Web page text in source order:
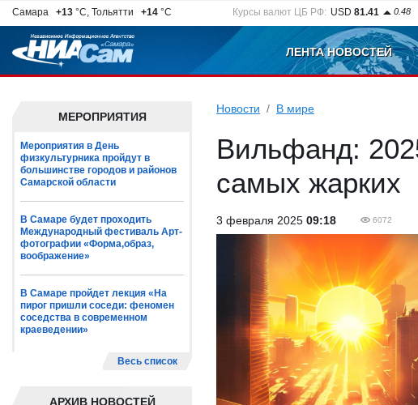
Самара +13 °C, Тольятти +14 °C Курсы валют ЦБ РФ: USD 81.41 0.48
ЛЕНТА НОВОСТЕЙ
МЕРОПРИЯТИЯ
Мероприятия в День
физкультурника пройдут в
большинстве городов и районов
Самарской области
В Самаре будет проходить
Международный фестиваль Арт-
фотографии «Форма,образ,
воображение»
В Самаре пройдет лекция «На
пирог пришли соседи: феномен
соседства в современном
краеведении»
Весь список
АРХИВ НОВОСТЕЙ
Новости В мире
Вильфанд:
самых жарких
3 февраля 2025 09:18 6072